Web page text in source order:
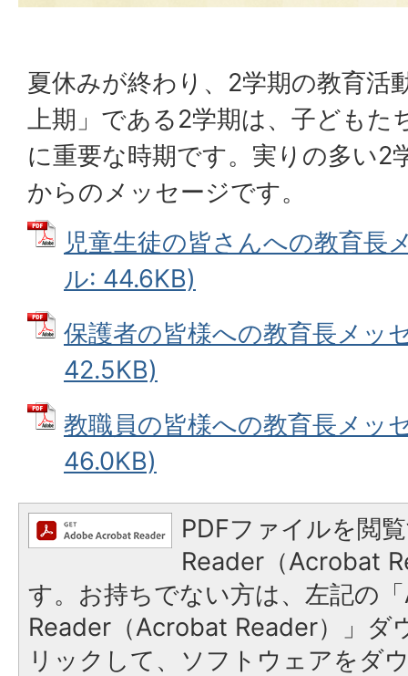
夏休みが終わり、2学期の教育活
上期」である2学期は、子どもた
に重要な時期です。実りの多い2
からのメッセージです。
児童生徒の皆さんへの教育長
ル: 44.6KB)
保護者の皆様への教育長メッ
42.5KB)
教職員の皆様への教育長メッ
46.0KB)
PDFファイルを閲
Reader（Acrobat
す。お持ちでない方は、左記の
Reader（Acrobat Reader）」ダ
リックして、ソフトウェアをダ